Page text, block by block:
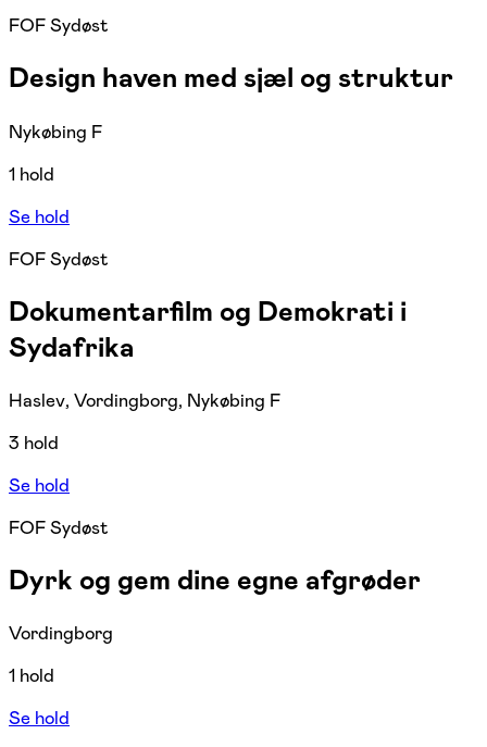
FOF Sydøst
Design haven med sjæl og struktur
Nykøbing F
1 hold
Se hold
FOF Sydøst
Dokumentarfilm og Demokrati i
Sydafrika
Haslev, Vordingborg, Nykøbing F
3 hold
Se hold
FOF Sydøst
Dyrk og gem dine egne afgrøder
Vordingborg
1 hold
Se hold